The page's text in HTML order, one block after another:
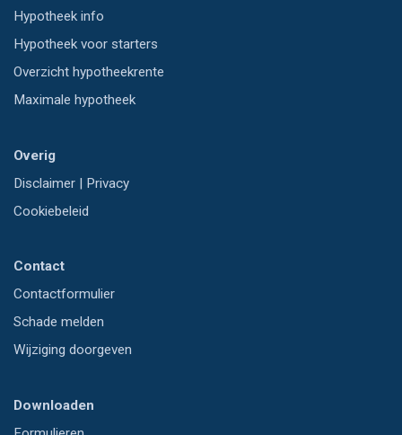
Hypotheek info
Hypotheek voor starters
Overzicht hypotheekrente
Maximale hypotheek
Overig
Disclaimer | Privacy
Cookiebeleid
Contact
Contactformulier
Schade melden
Wijziging doorgeven
Downloaden